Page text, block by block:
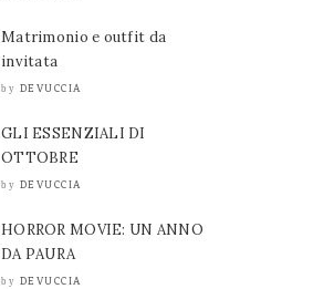
Matrimonio e outfit da
invitata
by DEVUCCIA
GLI ESSENZIALI DI
OTTOBRE
by DEVUCCIA
HORROR MOVIE: UN ANNO
DA PAURA
by DEVUCCIA